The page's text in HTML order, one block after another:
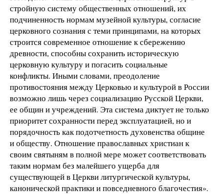
стройную систему общественных отношений, их
подчиненность нормам музейной культуры, согласие
церковного сознания с теми принципами, на которых
строится современное отношение к сбережению
древности, способны сохранить историческую
церковную культуру и погасить социальные
конфликты. Иными словами, преодоление
противостояния между Церковью и культурой в России
возможно лишь через социализацию Русской Церкви,
ее общин и учреждений. Эта система диктует не только
приоритет сохранности перед эксплуатацией, но и
порядочность как подотчетность духовенства общине
и обществу. Отношение православных христиан к
своим святыням в полной мере может соответствовать
таким нормам без малейшего ущерба для
существующей в Церкви литургической культуры,
канонической практики и повседневного благочестия».